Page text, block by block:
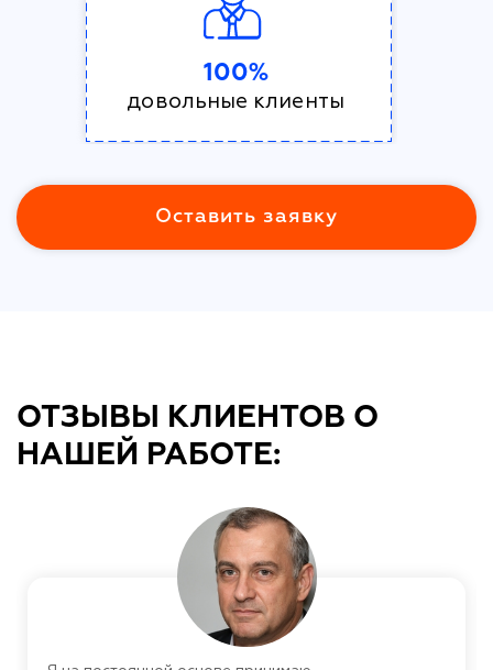
100%
довольные клиенты
Оставить заявку
ОТЗЫВЫ КЛИЕНТОВ О
НАШЕЙ РАБОТЕ: